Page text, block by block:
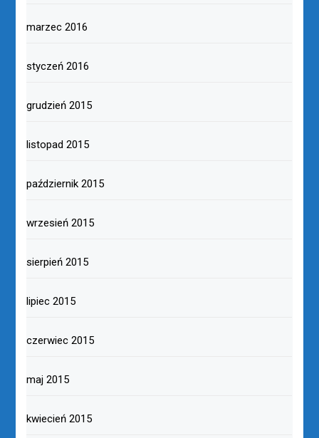
marzec 2016
styczeń 2016
grudzień 2015
listopad 2015
październik 2015
wrzesień 2015
sierpień 2015
lipiec 2015
czerwiec 2015
maj 2015
kwiecień 2015